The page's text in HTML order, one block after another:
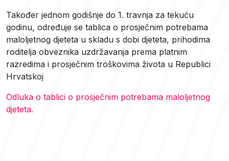
Također jednom godišnje do 1. travnja za tekuću
godinu, određuje se tablica o prosječnim potrebama
maloljetnog djeteta u skladu s dobi djeteta, prihodima
roditelja obveznika uzdržavanja prema platnim
razredima i prosječnim troškovima života u Republici
Hrvatskoj
Odluka o tablici o prosječnim potrebama maloljetnog
djeteta.